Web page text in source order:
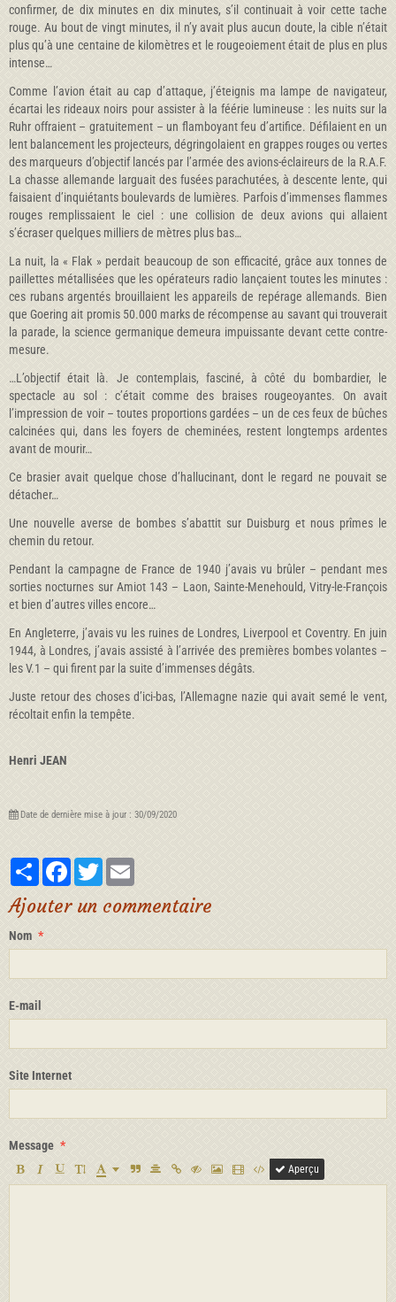
confirmer, de dix minutes en dix minutes, s’il continuait à voir cette tache
rouge. Au bout de vingt minutes, il n’y avait plus aucun doute, la cible n’était
plus qu’à une centaine de kilomètres et le rougeoiement était de plus en plus
intense…
Comme l’avion était au cap d’attaque, j’éteignis ma lampe de navigateur,
écartai les rideaux noirs pour assister à la féérie lumineuse : les nuits sur la
Ruhr offraient – gratuitement – un flamboyant feu d’artifice. Défilaient en un
lent balancement les projecteurs, dégringolaient en grappes rouges ou vertes
des marqueurs d’objectif lancés par l’armée des avions-éclaireurs de la R.A.F.
La chasse allemande larguait des fusées parachutées, à descente lente, qui
faisaient d’inquiétants boulevards de lumières. Parfois d’immenses flammes
rouges remplissaient le ciel : une collision de deux avions qui allaient
s’écraser quelques milliers de mètres plus bas…
La nuit, la « Flak » perdait beaucoup de son efficacité, grâce aux tonnes de
paillettes métallisées que les opérateurs radio lançaient toutes les minutes :
ces rubans argentés brouillaient les appareils de repérage allemands. Bien
que Goering ait promis 50.000 marks de récompense au savant qui trouverait
la parade, la science germanique demeura impuissante devant cette contre-
mesure.
…L’objectif était là. Je contemplais, fasciné, à côté du bombardier, le
spectacle au sol : c’était comme des braises rougeoyantes. On avait
l’impression de voir – toutes proportions gardées – un de ces feux de bûches
calcinées qui, dans les foyers de cheminées, restent longtemps ardentes
avant de mourir…
Ce brasier avait quelque chose d’hallucinant, dont le regard ne pouvait se
détacher…
Une nouvelle averse de bombes s’abattit sur Duisburg et nous prîmes le
chemin du retour.
Pendant la campagne de France de 1940 j’avais vu brûler – pendant mes
sorties nocturnes sur Amiot 143 – Laon, Sainte-Menehould, Vitry-le-François
et bien d’autres villes encore…
En Angleterre, j’avais vu les ruines de Londres, Liverpool et Coventry. En juin
1944, à Londres, j’avais assisté à l’arrivée des premières bombes volantes –
les V.1 – qui firent par la suite d’immenses dégâts.
Juste retour des choses d’ici-bas, l’Allemagne nazie qui avait semé le vent,
récoltait enfin la tempête.
Henri JEAN
Date de dernière mise à jour : 30/09/2020
PartagerFacebookTwitter
Ajouter un commentaire
Nom
E-mail
Site Internet
Message
Aperçu